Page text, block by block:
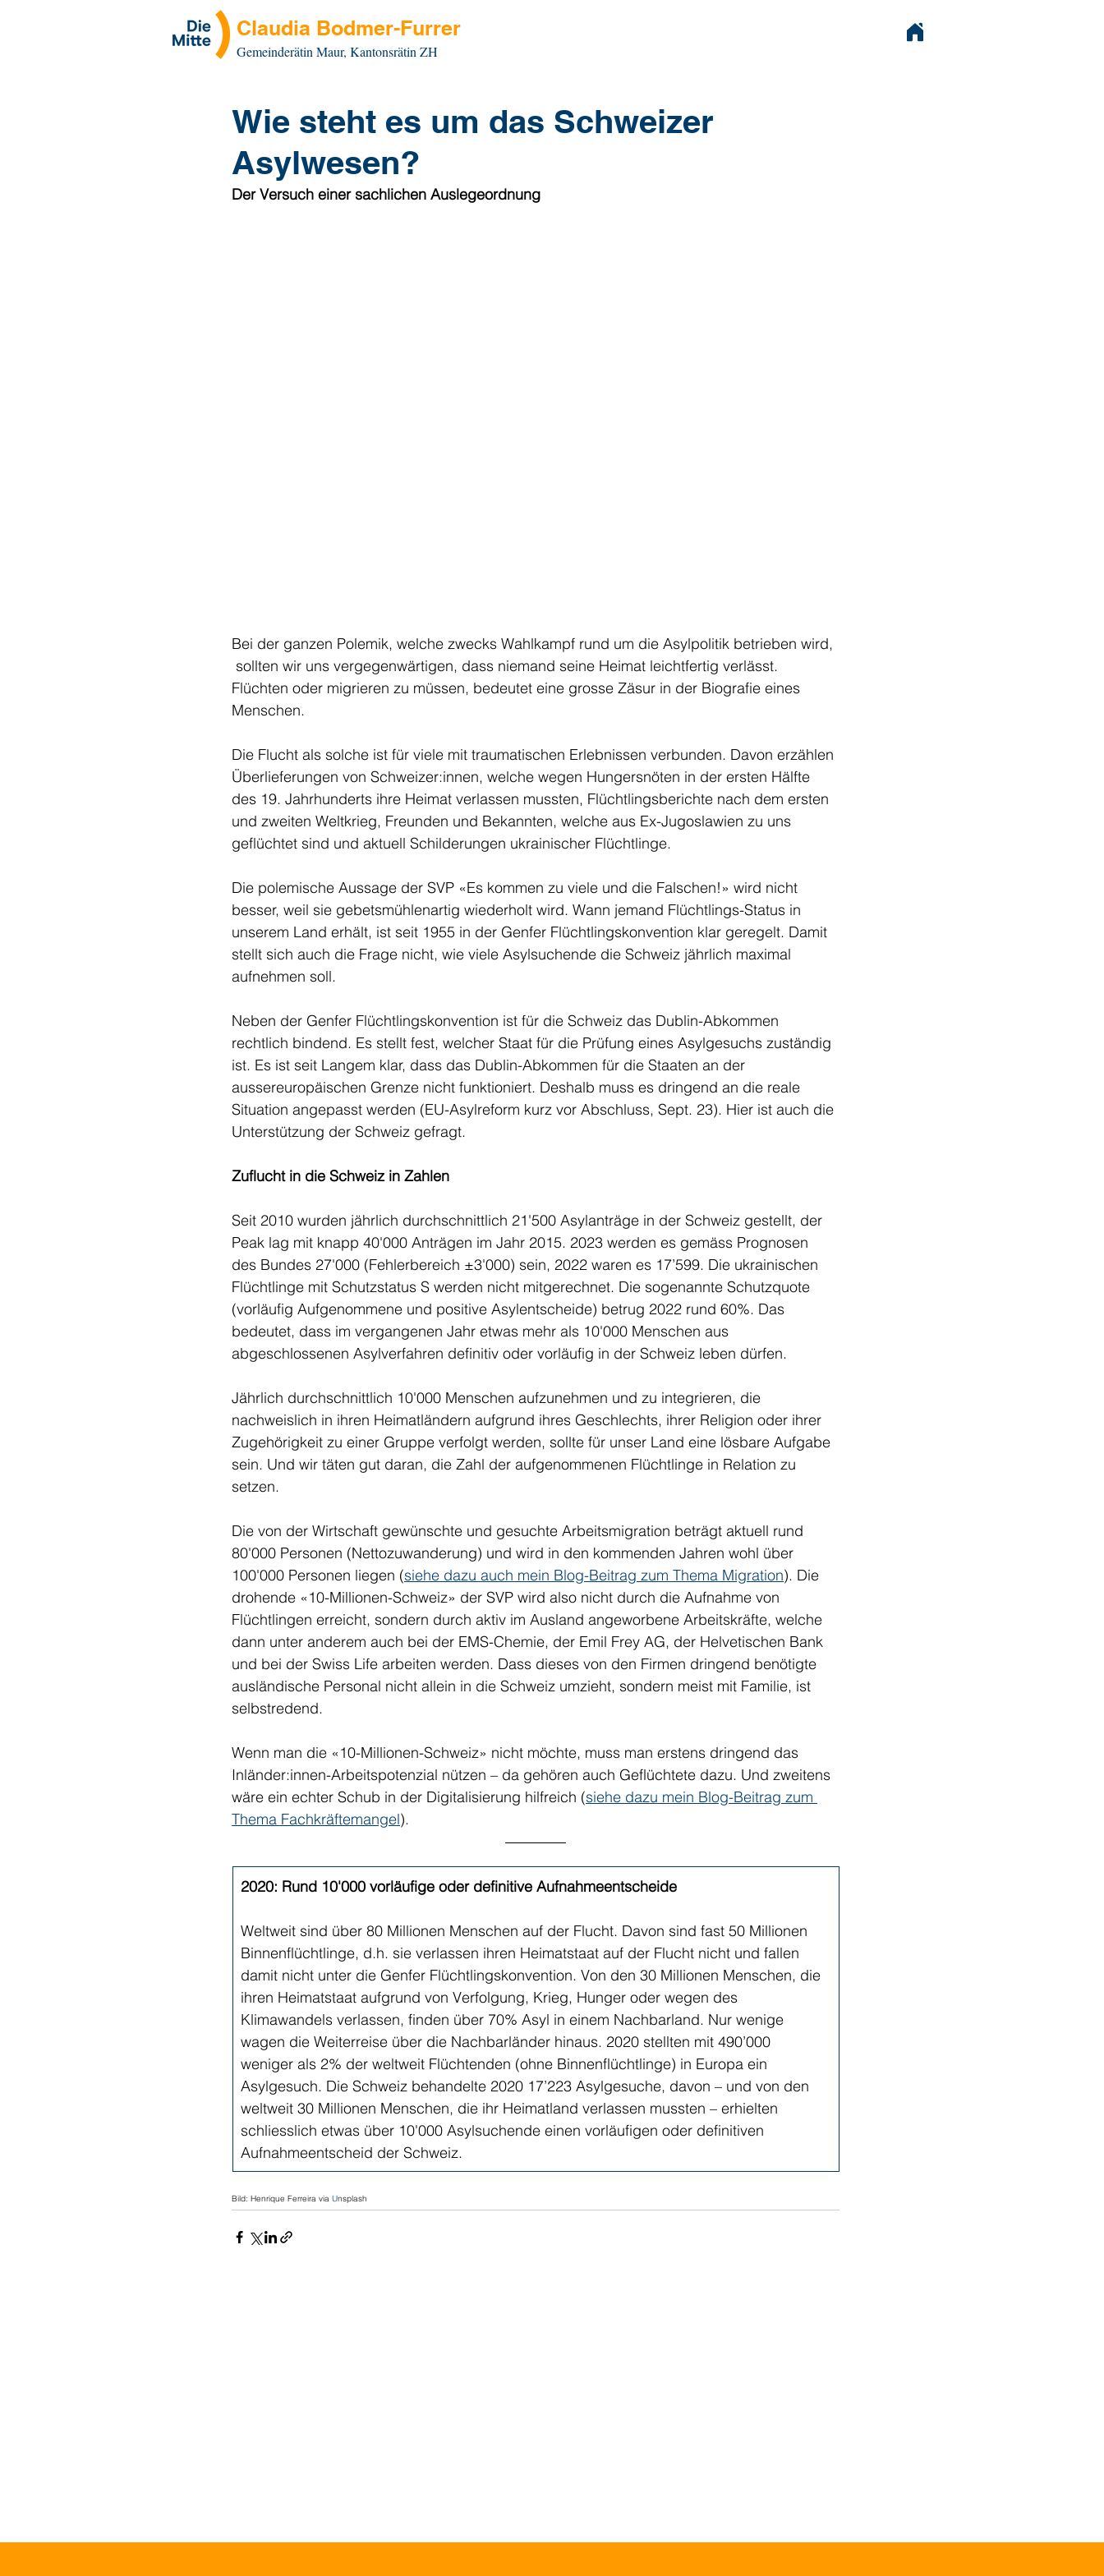
Claudia Bodmer-Furrer
Gemeinderätin Maur, Kantonsrätin ZH
Wie steht es um das Schweizer
Asylwesen?
Der Versuch einer sachlichen Auslegeordnung
Bei der ganzen Polemik, welche zwecks Wahlkampf rund um die Asylpolitik betrieben wird,
sollten wir uns vergegenwärtigen, dass niemand seine Heimat leichtfertig verlässt.
Flüchten oder migrieren zu müssen, bedeutet eine grosse Zäsur in der Biografie eines
Menschen.
Die Flucht als solche ist für viele mit traumatischen Erlebnissen verbunden. Davon erzählen
Überlieferungen von Schweizer:innen, welche wegen Hungersnöten in der ersten Hälfte
des 19. Jahrhunderts ihre Heimat verlassen mussten, Flüchtlingsberichte nach dem ersten
und zweiten Weltkrieg, Freunden und Bekannten, welche aus Ex-Jugoslawien zu uns
geflüchtet sind und aktuell Schilderungen ukrainischer Flüchtlinge.
Die polemische Aussage der SVP «Es kommen zu viele und die Falschen!» wird nicht
besser, weil sie gebetsmühlenartig wiederholt wird. Wann jemand Flüchtlings-Status in
unserem Land erhält, ist seit 1955 in der Genfer Flüchtlingskonvention klar geregelt. Damit
stellt sich auch die Frage nicht, wie viele Asylsuchende die Schweiz jährlich maximal
aufnehmen soll.
Neben der Genfer Flüchtlingskonvention ist für die Schweiz das Dublin-Abkommen
rechtlich bindend. Es stellt fest, welcher Staat für die Prüfung eines Asylgesuchs zuständig
ist. Es ist seit Langem klar, dass das Dublin-Abkommen für die Staaten an der
aussereuropäischen Grenze nicht funktioniert. Deshalb muss es dringend an die reale
Situation angepasst werden (EU-Asylreform kurz vor Abschluss, Sept. 23). Hier ist auch die
Unterstützung der Schweiz gefragt.
Zuflucht in die Schweiz in Zahlen
Seit 2010 wurden jährlich durchschnittlich 21'500 Asylanträge in der Schweiz gestellt, der
Peak lag mit knapp 40'000 Anträgen im Jahr 2015. 2023 werden es gemäss Prognosen
des Bundes 27'000 (Fehlerbereich ±3'000) sein, 2022 waren es 17’599. Die ukrainischen
Flüchtlinge mit Schutzstatus S werden nicht mitgerechnet. Die sogenannte Schutzquote
(vorläufig Aufgenommene und positive Asylentscheide) betrug 2022 rund 60%. Das
bedeutet, dass im vergangenen Jahr etwas mehr als 10'000 Menschen aus
abgeschlossenen Asylverfahren definitiv oder vorläufig in der Schweiz leben dürfen.
Jährlich durchschnittlich 10'000 Menschen aufzunehmen und zu integrieren, die
nachweislich in ihren Heimatländern aufgrund ihres Geschlechts, ihrer Religion oder ihrer
Zugehörigkeit zu einer Gruppe verfolgt werden, sollte für unser Land eine lösbare Aufgabe
sein. Und wir täten gut daran, die Zahl der aufgenommenen Flüchtlinge in Relation zu
setzen.
Die von der Wirtschaft gewünschte und gesuchte Arbeitsmigration beträgt aktuell rund
80'000 Personen (Nettozuwanderung) und wird in den kommenden Jahren wohl über
100'000 Personen liegen (siehe dazu auch mein Blog-Beitrag zum Thema Migration). Die
drohende «10-Millionen-Schweiz» der SVP wird also nicht durch die Aufnahme von
Flüchtlingen erreicht, sondern durch aktiv im Ausland angeworbene Arbeitskräfte, welche
dann unter anderem auch bei der EMS-Chemie, der Emil Frey AG, der Helvetischen Bank
und bei der Swiss Life arbeiten werden. Dass dieses von den Firmen dringend benötigte
ausländische Personal nicht allein in die Schweiz umzieht, sondern meist mit Familie, ist
selbstredend.
Wenn man die «10-Millionen-Schweiz» nicht möchte, muss man erstens dringend das
Inländer:innen-Arbeitspotenzial nützen – da gehören auch Geflüchtete dazu. Und zweitens
wäre ein echter Schub in der Digitalisierung hilfreich (siehe dazu mein Blog-Beitrag zum
Thema Fachkräftemangel).
2020: Rund 10'000 vorläufige oder definitive Aufnahmeentscheide
Weltweit sind über 80 Millionen Menschen auf der Flucht. Davon sind fast 50 Millionen
Binnenflüchtlinge, d.h. sie verlassen ihren Heimatstaat auf der Flucht nicht und fallen
damit nicht unter die Genfer Flüchtlingskonvention. Von den 30 Millionen Menschen, die
ihren Heimatstaat aufgrund von Verfolgung, Krieg, Hunger oder wegen des
Klimawandels verlassen, finden über 70% Asyl in einem Nachbarland. Nur wenige
wagen die Weiterreise über die Nachbarländer hinaus. 2020 stellten mit 490’000
weniger als 2% der weltweit Flüchtenden (ohne Binnenflüchtlinge) in Europa ein
Asylgesuch. Die Schweiz behandelte 2020 17’223 Asylgesuche, davon – und von den
weltweit 30 Millionen Menschen, die ihr Heimatland verlassen mussten – erhielten
schliesslich etwas über 10'000 Asylsuchende einen vorläufigen oder definitiven
Aufnahmeentscheid der Schweiz.
Bild: Henrique Ferreira via Unsplash